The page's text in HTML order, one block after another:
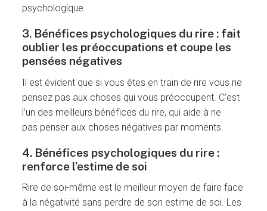
psychologique.
3. Bénéfices psychologiques du rire : fait
oublier les préoccupations et coupe les
pensées négatives
Il est évident que si vous êtes en train de rire vous ne
pensez pas aux choses qui vous préoccupent. C’est
l’un des meilleurs bénéfices du rire, qui aide à ne
pas penser aux choses négatives par moments.
4. Bénéfices psychologiques du rire :
renforce l’estime de soi
Rire de soi-même est le meilleur moyen de faire face
à la négativité sans perdre de son estime de soi. Les